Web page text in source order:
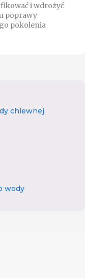
i wdrożyć
poprawy
pokolenia
chlewnej
wody